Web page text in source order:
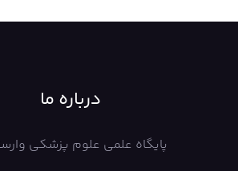
درباره ما
پایگاه علمی علوم پزشکی